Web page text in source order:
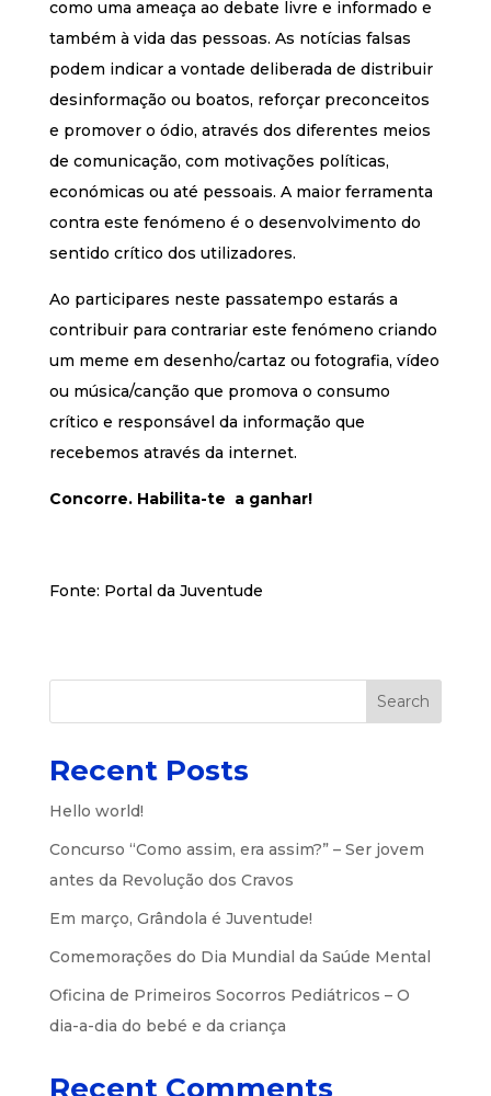
como uma ameaça ao debate livre e informado e
também à vida das pessoas. As notícias falsas
podem indicar a vontade deliberada de distribuir
desinformação ou boatos, reforçar preconceitos
e promover o ódio, através dos diferentes meios
de comunicação, com motivações políticas,
económicas ou até pessoais. A maior ferramenta
contra este fenómeno é o desenvolvimento do
sentido crítico dos utilizadores.
Ao participares neste passatempo estarás a
contribuir para contrariar este fenómeno criando
um meme em desenho/cartaz ou fotografia, vídeo
ou música/canção que promova o consumo
crítico e responsável da informação que
recebemos através da internet.
Concorre. Habilita-te a ganhar!
Fonte: Portal da Juventude
Search
Recent Posts
Hello world!
Concurso “Como assim, era assim?” – Ser jovem
antes da Revolução dos Cravos
Em março, Grândola é Juventude!
Comemorações do Dia Mundial da Saúde Mental
Oficina de Primeiros Socorros Pediátricos – O
dia-a-dia do bebé e da criança
Recent Comments